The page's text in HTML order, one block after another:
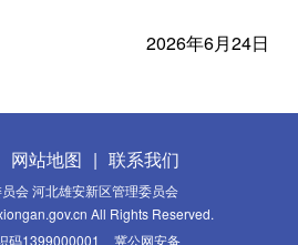
2026年6月24日
网站地图 | 联系我们
会 河北雄安新区管理委员会
All Rights Reserved.
码1399000001 冀公网安备